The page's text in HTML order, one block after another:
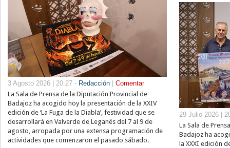
3 Agosto 2026 | 20:27 - Redacción | Comentar
La Sala de Prensa de la Diputación Provincial de
Badajoz ha acogido hoy la presentación de la XXIV
edición de ‘La Fuga de la Diabla’, festividad que se
desarrollará en Valverde de Leganés del 7 al 9 de
agosto, arropada por una extensa programación de
actividades que comenzaron el pasado sábado.
29 Julio 2026 |
La Sala de
Badajoz ha
la XXXI edición